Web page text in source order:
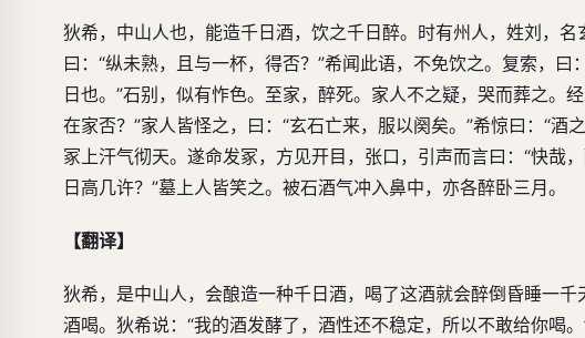
狄希，中山人也，能造千日酒，饮之千日醉。时有州人，姓刘，
曰：“纵未熟，且与一杯，得否？”希闻此语，不免饮之。复索，
日也。”石别，似有怍色。至家，醉死。家人不之疑，哭而葬之。
在家否？”家人皆怪之，曰：“玄石亡来，服以阕矣。”希惊曰：“酒
冢上汗气彻天。遂命发冢，方见开目，张口，引声而言曰：“快哉
日高几许？”墓上人皆笑之。被石酒气冲入鼻中，亦各醉卧三月。
【翻译】
狄希，是中山人，会酿造一种千日酒，喝了这酒就会醉倒昏睡一
酒喝。狄希说：“我的酒发酵了，酒性还不稳定，所以不敢给你喝